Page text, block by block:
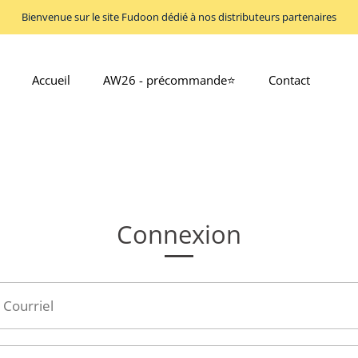
Bienvenue sur le site Fudoon dédié à nos distributeurs partenaires
Accueil AW26 - précommande⭐ Contact
Connexion